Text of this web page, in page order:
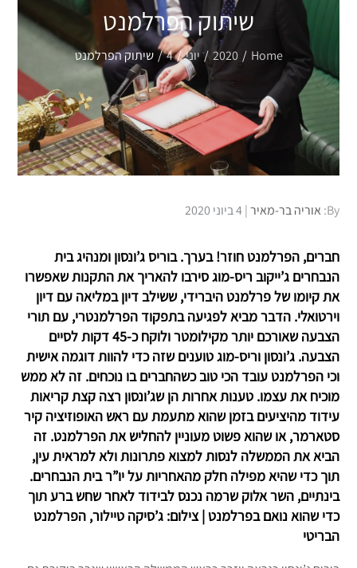
שיתוק הפרלמנט
Home
2020 יוני 4 שיתוק הפרלמנט
By: אוריה בר-מאיר Posted
4 ביוני 2020
חברים, הפרלמנט חוזר! בערך. בוריס ג’ונסון ומנהיג בית
הנבחרים ג’ייקוב ריס-מוג סירבו להאריך את התקנות שאפשרו
את קיומו של פרלמנט היברידי, ששילב דיון במליאה עם דיון
וירטואלי. הדבר מביא לפגיעה בתפקוד הפרלמנטרי, עם תורי
הצבעה שאורכם יותר מקילומטר ולוקח כ-45 דקות לסיים
הצבעה. ג’ונסון וריס-מוג טוענים שזה כדי להוות דוגמה אישית
וכי הפרלמנט עובד הכי טוב כשהחברים בו נוכחים. זה לא ממש
מוכיח את עצמו. טענות אחרות הן שג’ונסון רצה קצת קריאות
עידוד מהיציעים בזמן שהוא מתעמת עם ראש האופוזיציה קיר
סטארמר, או שהוא פשוט מעוניין להחליש את הפרלמנט. זה
הביא את הממשלה לנסות למצוא פתרונות ולא למראית עין,
תוך כדי שהיא מפילה חלק מהאחריות על יו”ר בית הנבחרים.
בינתיים, השר אלוק שרמה נכנס לבידוד לאחר שחש ברע תוך
כדי שהוא נואם בפרלמנט | צילום: ג’סיקה טיילור, הפרלמנט
הבריטי